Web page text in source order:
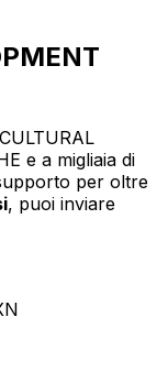
e a migliaia di
per oltre
, puoi inviare